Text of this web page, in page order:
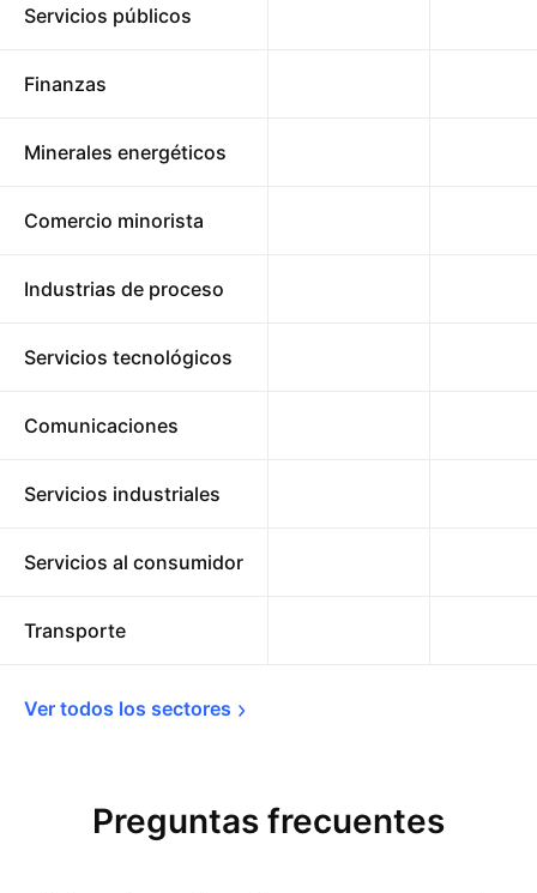
Servicios públicos
Finanzas
Minerales energéticos
Comercio minorista
Industrias de proceso
Servicios tecnológicos
Comunicaciones
Servicios industriales
Servicios al consumidor
Transporte
Ver todos los sectores
Preguntas frecuentes